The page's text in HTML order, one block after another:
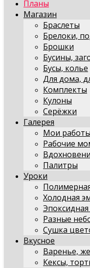
Планы
Магазин
Браслеты
Брелоки,
Брошки
Бусины,
Бусы, колье
Для дома,
Комплекты
Кулоны
Серёжки
Галерея
Мои работы
Рабочие
Палитры
Уроки
Холодная
Разные
Сушка
Вкусное
Варенье,
Кексы,